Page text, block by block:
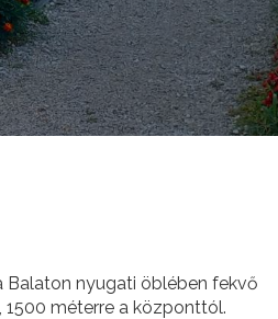
Balaton nyugati öblében fekvő
méterre a központtól.